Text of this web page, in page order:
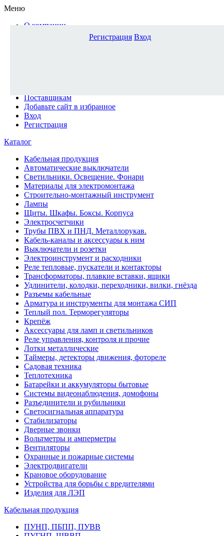
Меню
О компании
Поставщикам
Добавьте сайт в избранное
Вход
Регистрация
Каталог
Кабельная продукция
Автоматические выключатели
Светильники. Освещение. Фонари
Материалы для электромонтажа
Строительно-монтажный инструмент
Лампы
Щиты. Шкафы. Боксы. Корпуса
Электросчетчики
Трубы ПВХ и ПНД. Металлорукав.
Кабель-каналы и аксессуары к ним
Выключатели и розетки
Электроинструмент и расходники
Реле тепловые, пускатели и контакторы
Трансформаторы, плавкие вставки, ящики
Удлинители, колодки, переходники, вилки, гнёзда
Разъемы кабельные
Арматура и инструменты для монтажа СИП
Теплый пол. Терморегуляторы
Крепёж
Аксессуары для ламп и светильников
Реле управления, контроля и прочие
Лотки металлические
Таймеры, детекторы движения, фотореле
Садовая техника
Теплотехника
Батарейки и аккумуляторы бытовые
Системы видеонаблюдения, домофоны
Разъединители и рубильники
Светосигнальная аппаратура
Стабилизаторы
Дверные звонки
Вольтметры и амперметры
Вентиляторы
Охранные и пожарные системы
Электродвигатели
Крановое оборудование
Устройства для борьбы с вредителями
Изделия для ЛЭП
Кабельная продукция
ПУНП, ПБПП, ПУВВ
Регистрация Вход